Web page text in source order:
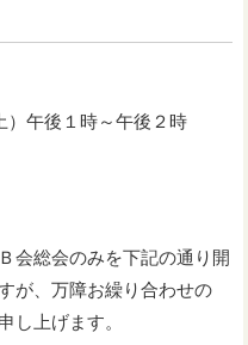
）午後１時～午後２時
会総会のみを下記の通り開
が、万障お繰り合わせの
し上げます。